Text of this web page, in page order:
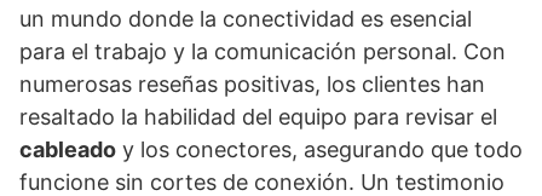
un mundo donde la conectividad es esencial
para el trabajo y la comunicación personal. Con
numerosas reseñas positivas, los clientes han
resaltado la habilidad del equipo para revisar el
cableado y los conectores, asegurando que todo
funcione sin cortes de conexión. Un testimonio